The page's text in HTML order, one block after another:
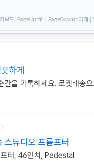
보드: PageUp=위 | PageDown=아래 |
하게
간을 기록하세요. 로켓배송
스튜디오 프롬프터
터, 46인치, Pedestal